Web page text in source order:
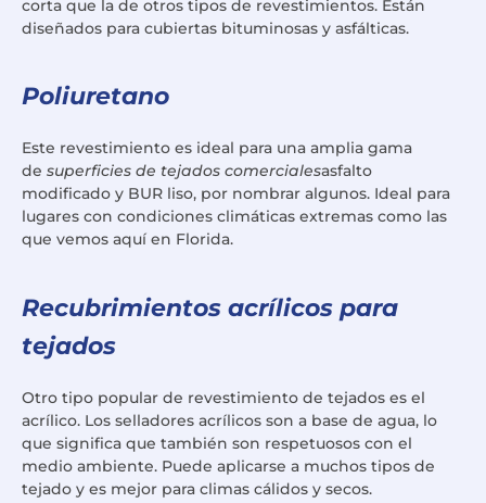
corta que la de otros tipos de revestimientos. Están
diseñados para cubiertas bituminosas y asfálticas.
Poliuretano
Este revestimiento es ideal para una amplia gama
de superficies de tejados comercialesasfalto
modificado y BUR liso, por nombrar algunos. Ideal para
lugares con condiciones climáticas extremas como las
que vemos aquí en Florida.
Recubrimientos acrílicos para
tejados
Otro tipo popular de revestimiento de tejados es el
acrílico. Los selladores acrílicos son a base de agua, lo
que significa que también son respetuosos con el
medio ambiente. Puede aplicarse a muchos tipos de
tejado y es mejor para climas cálidos y secos.